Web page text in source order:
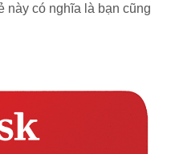
này có nghĩa là bạn cũng